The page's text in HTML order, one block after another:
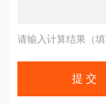
请输入计算结果（